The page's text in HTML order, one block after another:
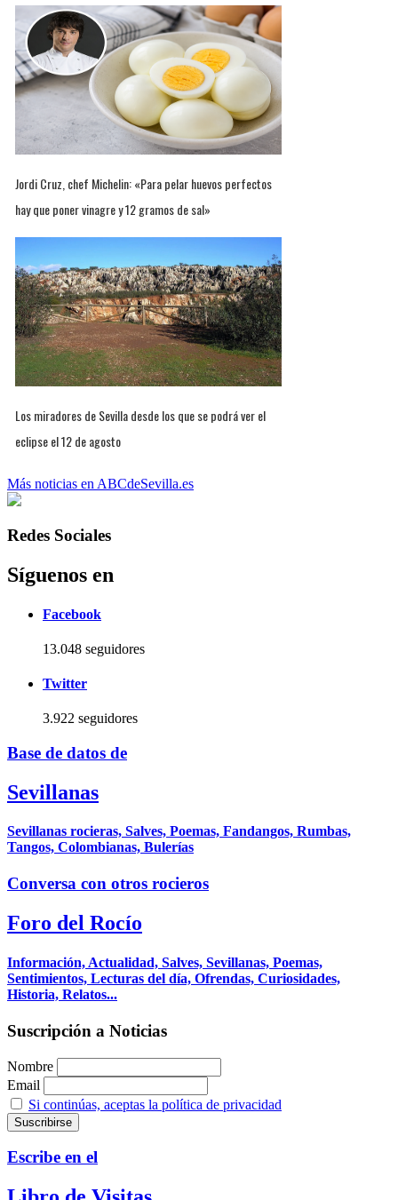
Jordi Cruz, chef Michelin: «Para pelar huevos perfectos
hay que poner vinagre y 12 gramos de sal»
Los miradores de Sevilla desde los que se podrá ver el
eclipse el 12 de agosto
Más noticias en ABCdeSevilla.es
Redes Sociales
Síguenos en
Facebook
13.048 seguidores
Twitter
3.922 seguidores
Base de datos de
Sevillanas
Sevillanas rocieras, Salves, Poemas, Fandangos, Rumbas,
Tangos, Colombianas, Bulerías
Conversa con otros rocieros
Foro del Rocío
Información, Actualidad, Salves, Sevillanas, Poemas,
Sentimientos, Lecturas del día, Ofrendas, Curiosidades,
Historia, Relatos...
Suscripción a Noticias
Nombre
Email
Si continúas, aceptas la política de privacidad
Escribe en el